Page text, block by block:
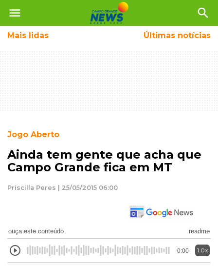
menu search
Mais lidas Últimas notícias
Jogo Aberto
Ainda tem gente que acha que
Campo Grande fica em MT
Priscilla Peres | 25/05/2015 06:00
ouça este conteúdo readme
0:00 1.0x